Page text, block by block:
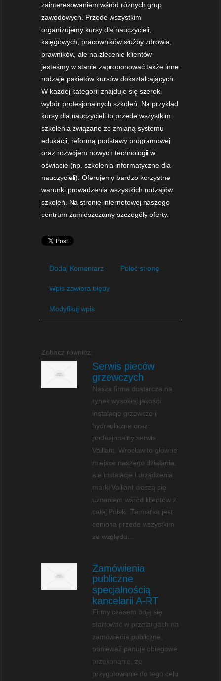
zainteresowaniem wśród różnych grup
zawodowych. Przede wszystkim
organizujemy kursy dla nauczycieli,
księgowych, pracowników służby zdrowia,
prawników, ale na zlecenie klientów
jesteśmy w stanie zaproponować także inne
rodzaje pakietów kursów dokształcających.
W każdej kategorii znajduje się szeroki
wybór profesjonalnych szkoleń. Na przykład
kursy dla nauczycieli to przede wszystkim
szkolenia związane ze zmianą systemu
edukacji, reformą podstawy programowej
oraz rozwojem nowych technologii w
oświacie (np. szkolenia informatyczne dla
nauczycieli). Oferujemy bardzo korzystne
warunki prowadzenia wszystkich rodzajów
szkoleń. Na stronie internetowej naszego
centrum zamieszczamy szczegóły oferty.
Dodaj Komentarz Poleć stronę
Wpis zawiera błędy
Modyfikuj wpis
Zobacz również:
Serwis pieców
grzewczych
Nasza firma dostarcza na
rynek wysokiej jakości
instalacje grzewcze i
hydrauliczne oraz
profesjonalny serwis
Vaillant. Wrocław to główne
miejsce naszego działania,
ale instalacje i urządzenia
marki Vaillant cieszą się
uznaniem wśród klientów z
całej Polski. Ta marka jest
ceniona przede wszystkim
ze względu...
Zamówienia
publiczne
specjalnością
kancelarii A-RT
Firmy czasem boją się
startować w przetargach na
zamówienia publiczne,
ponieważ panuje obiegowe
przekonanie, że
przygotowanie do tego celu